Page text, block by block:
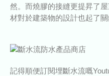
然。而燒膠的接縫更提昇了
材對於建築物的設計也起了關
記得順便訂閱埋斷水流嘅